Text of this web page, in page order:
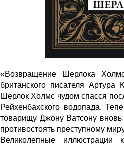
«Возвращение Шерлока
британского писателя
Шерлок Холмс чудом спасся
Рейхенбахского водопада.
товарищу Джону Ватсону вновь
противостоять преступному
Великолепные иллюстрации